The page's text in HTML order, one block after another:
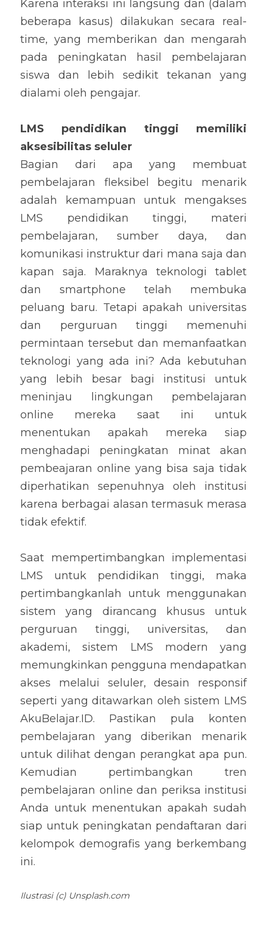
Karena interaksi ini langsung dan (dalam
beberapa kasus) dilakukan secara real-
time, yang memberikan dan mengarah
pada peningkatan hasil pembelajaran
siswa dan lebih sedikit tekanan yang
dialami oleh pengajar.
LMS pendidikan tinggi memiliki
aksesibilitas seluler
Bagian dari apa yang membuat
pembelajaran fleksibel begitu menarik
adalah kemampuan untuk mengakses
LMS pendidikan tinggi, materi
pembelajaran, sumber daya, dan
komunikasi instruktur dari mana saja dan
kapan saja. Maraknya teknologi tablet
dan smartphone telah membuka
peluang baru. Tetapi apakah universitas
dan perguruan tinggi memenuhi
permintaan tersebut dan memanfaatkan
teknologi yang ada ini? Ada kebutuhan
yang lebih besar bagi institusi untuk
meninjau lingkungan pembelajaran
online mereka saat ini untuk
menentukan apakah mereka siap
menghadapi peningkatan minat akan
pembeajaran online yang bisa saja tidak
diperhatikan sepenuhnya oleh institusi
karena berbagai alasan termasuk merasa
tidak efektif.
Saat mempertimbangkan implementasi
LMS untuk pendidikan tinggi, maka
pertimbangkanlah untuk menggunakan
sistem yang dirancang khusus untuk
perguruan tinggi, universitas, dan
akademi, sistem LMS modern yang
memungkinkan pengguna mendapatkan
akses melalui seluler, desain responsif
seperti yang ditawarkan oleh sistem LMS
AkuBelajar.ID. Pastikan pula konten
pembelajaran yang diberikan menarik
untuk dilihat dengan perangkat apa pun.
Kemudian pertimbangkan tren
pembelajaran online dan periksa institusi
Anda untuk menentukan apakah sudah
siap untuk peningkatan pendaftaran dari
kelompok demografis yang berkembang
ini.
Ilustrasi (c) Unsplash.com